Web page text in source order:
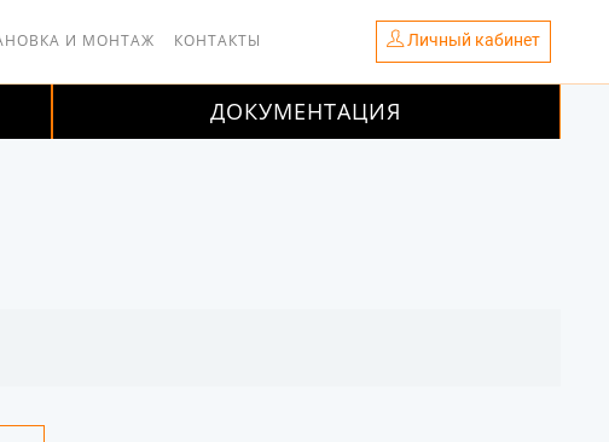
И МОНТАЖ КОНТАКТЫ Личный кабинет
ДОКУМЕНТАЦИЯ